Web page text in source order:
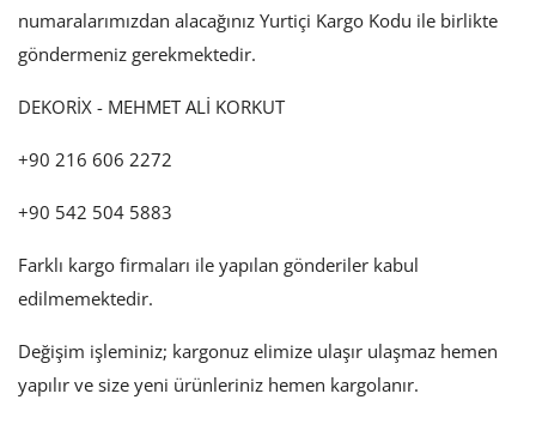
numaralarımızdan alacağınız Yurtiçi Kargo Kodu ile birlikte
göndermeniz gerekmektedir.
DEKORİX - MEHMET ALİ KORKUT
+90 216 606 2272
+90 542 504 5883
Farklı kargo firmaları ile yapılan gönderiler kabul
edilmemektedir.
Değişim işleminiz; kargonuz elimize ulaşır ulaşmaz hemen
yapılır ve size yeni ürünleriniz hemen kargolanır.